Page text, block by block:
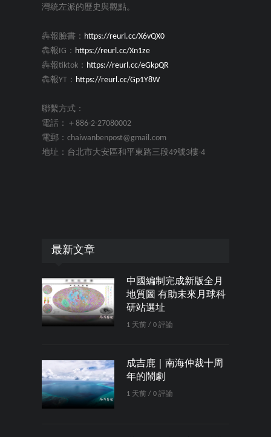
灣統左派的歷史與觀點。
犇報臉書： https://reurl.cc/X6vQX0
犇報IG： https://reurl.cc/Xn1ze
犇報tiktok： https://reurl.cc/eGkpQR
犇報YT： https://reurl.cc/Gp1Y8W
聯繫方式：
電話：＋886-2-27080002
電郵：chaiwanbenpost@gmail.com
地址：台北市大安區和平東路三段49號3樓-4
最新文章
中國編制完成新版全月
地質圖 有助未來月球科
研站選址
1 天前 / 0 評論
成吉鹿｜南海仲裁十周
年的鬧劇
1 天前 / 0 評論